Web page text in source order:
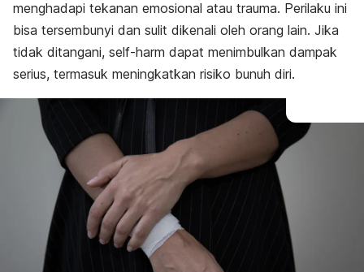
Cara menghentikan
Di mana mencari bantuan?
menghadapi tekanan emosional atau trauma. Perilaku ini
bisa tersembunyi dan sulit dikenali oleh orang lain. Jika
tidak ditangani, self-harm dapat menimbulkan dampak
serius, termasuk meningkatkan risiko bunuh diri.